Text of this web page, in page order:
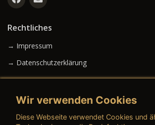
Rechtliches
→ Impressum
→ Datenschutzerklärung
Wir verwenden Cookies
Diese Webseite verwendet Cookies und